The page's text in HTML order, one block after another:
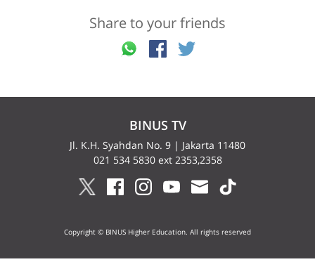
Share to your friends
BINUS TV
Jl. K.H. Syahdan No. 9 | Jakarta 11480
021 534 5830 ext 2353,2358
Copyright © BINUS Higher Education. All rights reserved